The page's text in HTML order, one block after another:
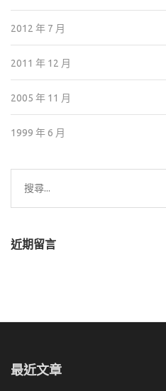
2012 年 7 月
2011 年 12 月
2005 年 11 月
1999 年 6 月
搜
鍵
近期留言
最近文章